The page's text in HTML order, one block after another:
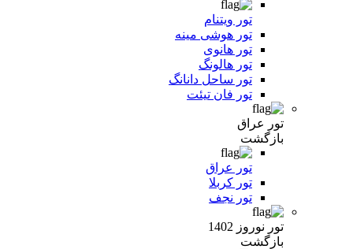
تور ویتنام
تور هوشی مینه
تور هانوی
تور هالونگ
تور ساحل دانانگ
تور فان تیئت
تور عراق
بازگشت
تور عراق
تور کربلا
تور نجف
تور نوروز 1402
بازگشت